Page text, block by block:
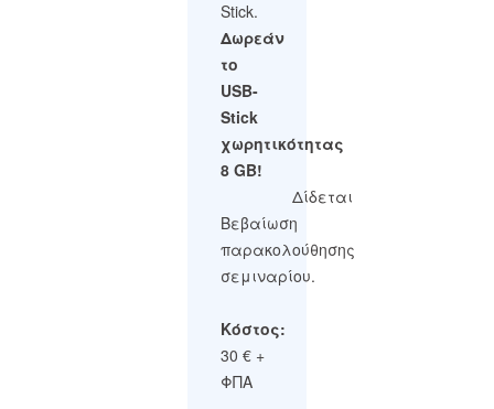
Stick.
Δωρεάν
το
USB-
Stick
χωρητικότητας
8 GB!
Δίδεται
Βεβαίωση
παρακολούθησης
σεμιναρίου.
Κόστος:
30 € +
ΦΠΑ